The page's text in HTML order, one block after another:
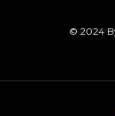
© 2024